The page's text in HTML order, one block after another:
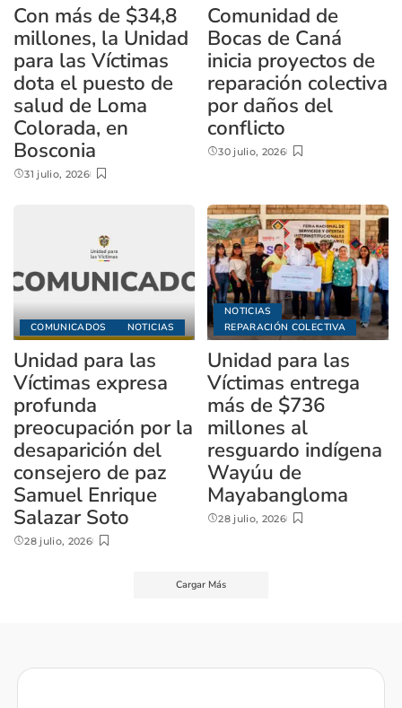
Con más de $34,8
millones, la Unidad
para las Víctimas
dota el puesto de
salud de Loma
Colorada, en
Bosconia
31 julio, 2026
Comunidad de
Bocas de Caná
inicia proyectos de
reparación colectiva
por daños del
conflicto
30 julio, 2026
COMUNICADOS NOTICIAS
Unidad para las
Víctimas expresa
profunda
preocupación por la
desaparición del
consejero de paz
Samuel Enrique
Salazar Soto
28 julio, 2026
NOTICIAS
REPARACIÓN COLECTIVA
Unidad para las
Víctimas entrega
más de $736
millones al
resguardo indígena
Wayúu de
Mayabangloma
28 julio, 2026
Cargar Más